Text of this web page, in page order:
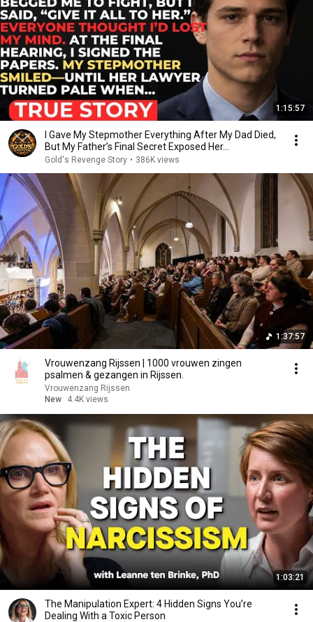
1:15:57
I Gave My Stepmother Everything After My Dad Died,
But My Father’s Final Secret Exposed Her...
Gold's Revenge Story • 386K views
1:37:57
Vrouwenzang Rijssen | 1000 vrouwen zingen
psalmen & gezangen in Rijssen.
Vrouwenzang Rijssen
New
4.4K views
1:03:21
The Manipulation Expert: 4 Hidden Signs You’re
Dealing With a Toxic Person